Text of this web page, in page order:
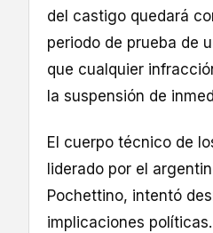
del castigo quedará
periodo de prueba de
que cualquier
la suspensión de
El cuerpo técnico de
liderado por el
Pochettino, intentó
implicaciones